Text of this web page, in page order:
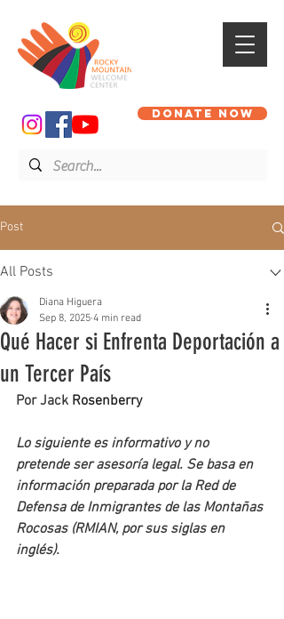
DONATE NOW
Post
All Posts
Qué Hacer si Enfrenta Deportación a
un Tercer País
Diana Higuera
Sep 8, 2025 4 min read
Por Jack Rosenberry
Lo siguiente es informativo y no
pretende ser asesoría legal. Se basa en
información preparada por la Red de
Defensa de Inmigrantes de las Montañas
Rocosas (RMIAN, por sus siglas en
inglés).